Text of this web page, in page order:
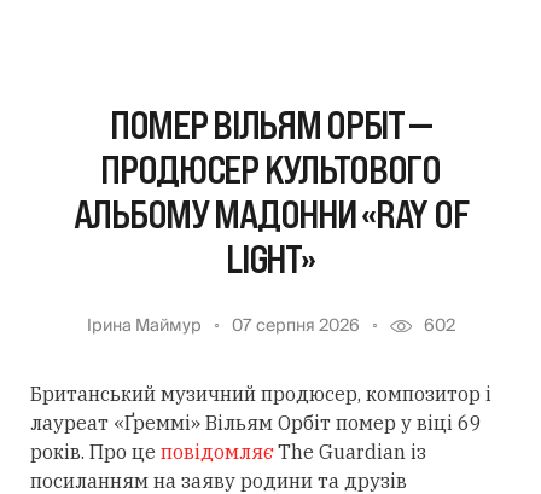
ПОМЕР ВІЛЬЯМ ОРБІТ —
ПРОДЮСЕР КУЛЬТОВОГО
АЛЬБОМУ МАДОННИ «RAY OF
LIGHT»
Ірина Маймур 07 серпня 2026 602
Британський музичний продюсер, композитор і
лауреат «Ґреммі» Вільям Орбіт помер у віці 69
років. Про це повідомляєThe Guardian із
посиланням на заяву родини та друзів